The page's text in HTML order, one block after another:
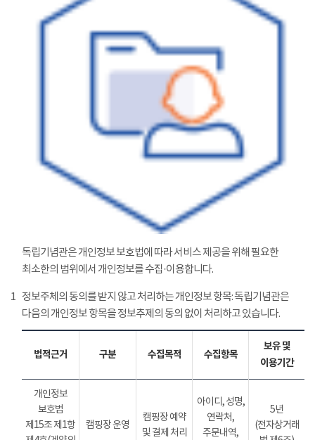
독립기념관은 개인정보 보호법에 따라 서비스 제공을 위해 필요한
최소한의 범위에서 개인정보를 수집·이용합니다.
1 정보주체의 동의를 받지 않고 처리하는 개인정보 항목: 독립기념관은
다음의 개인정보 항목을 정보추제의 동의 없이 처리하고 있습니다.
법적근거 구분 수집목적 수집항목
보유 및
이용기간
개인정보
보호법
제15조 제1항
캠핑장 운영
캠핑장 예약
및 결제 처리
아이디, 성명,
연락처,
주문내역,
5년
(전자상거래